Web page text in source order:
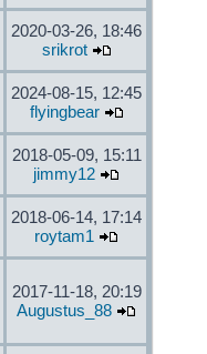
2020-03-26, 18:46
srikrot
2024-08-15, 12:45
flyingbear
2018-05-09, 15:11
jimmy12
2018-06-14, 17:14
roytam1
2017-11-18, 20:19
Augustus_88